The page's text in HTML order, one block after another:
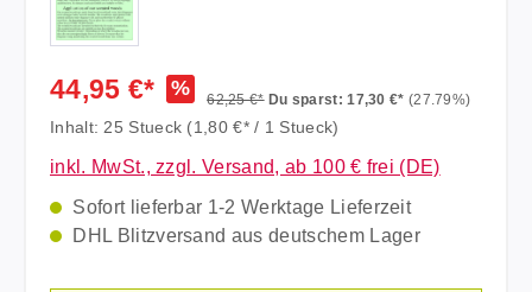
44,95 €* % 62,25 €* Du sparst: 17,30 €* (27.79%)
Inhalt: 25 Stueck (1,80 €* / 1 Stueck)
inkl. MwSt., zzgl. Versand, ab 100 € frei (DE)
Sofort lieferbar 1-2 Werktage Lieferzeit
DHL Blitzversand aus deutschem Lager